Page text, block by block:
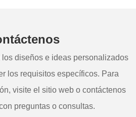
diseños e ideas personalizados
los requisitos específicos. Para
visite el sitio web o contáctenos
preguntas o consultas.